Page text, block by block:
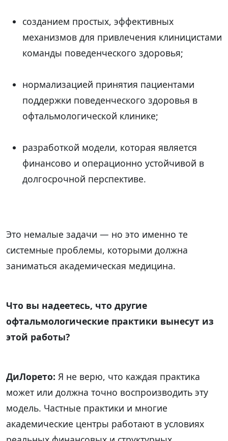
созданием простых, эффективных
механизмов для привлечения клиницистами
команды поведенческого здоровья;
нормализацией принятия пациентами
поддержки поведенческого здоровья в
офтальмологической клинике;
разработкой модели, которая является
финансово и операционно устойчивой в
долгосрочной перспективе.
Это немалые задачи — но это именно те
системные проблемы, которыми должна
заниматься академическая медицина.
Что вы надеетесь, что другие
офтальмологические практики вынесут из
этой работы?
ДиЛорето: Я не верю, что каждая практика
может или должна точно воспроизводить эту
модель. Частные практики и многие
академические центры работают в условиях